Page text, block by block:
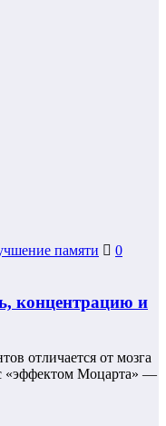
памяти
0
концентрацию и
отличается от мозга
«эффектом Моцарта» —